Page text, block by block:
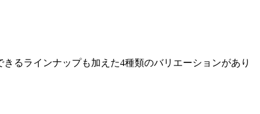
るラインナップも加えた4種類のバリエーションがあり